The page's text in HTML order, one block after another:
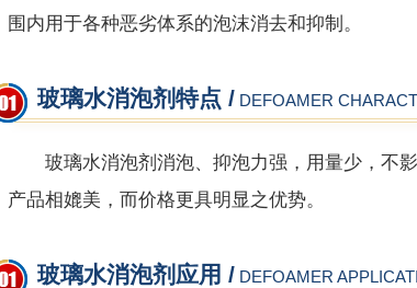
围内用于各种恶劣体系的泡沫消去和抑制。
玻璃水消泡剂特点 / DEFOAMER
玻璃水消泡剂 消泡、抑泡力强，用量少，不
产品相媲美，而价格更具明显之优势。
玻璃水消泡剂应用 / DEFOAMER